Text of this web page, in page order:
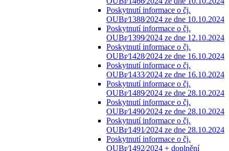
Poskytnutí informace o čj.
OUBr⁄1388⁄2024 ze dne 10.10.2024
Poskytnutí informace o čj.
OUBr⁄1399⁄2024 ze dne 12.10.2024
Poskytnutí informace o čj.
OUBr⁄1428⁄2024 ze dne 16.10.2024
Poskytnutí informace o čj.
OUBr⁄1433⁄2024 ze dne 16.10.2024
Poskytnutí informace o čj.
OUBr⁄1489⁄2024 ze dne 28.10.2024
Poskytnutí informace o čj.
OUBr⁄1490⁄2024 ze dne 28.10.2024
Poskytnutí informace o čj.
OUBr⁄1491⁄2024 ze dne 28.10.2024
Poskytnutí informace o čj.
OUBr⁄1492⁄2024 + doplnění